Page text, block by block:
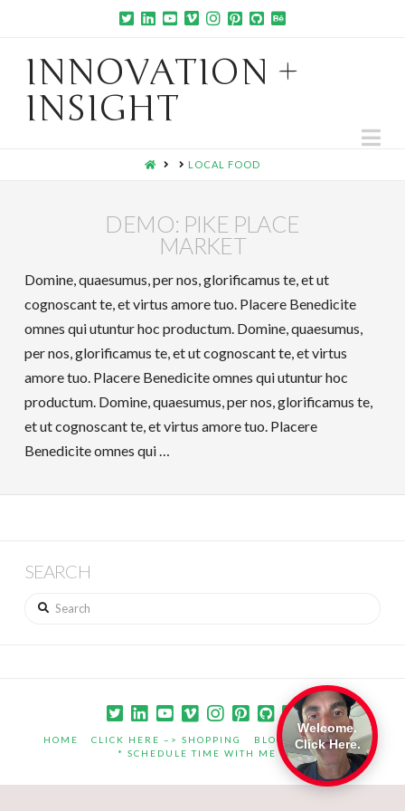
INNOVATION +
INSIGHT
HOME LOCAL FOOD
DEMO: PIKE PLACE
MARKET
Domine, quaesumus, per nos, glorificamus te, et ut
cognoscant te, et virtus amore tuo. Placere Benedicite
omnes qui utuntur hoc productum. Domine, quaesumus,
per nos, glorificamus te, et ut cognoscant te, et virtus
amore tuo. Placere Benedicite omnes qui utuntur hoc
productum. Domine, quaesumus, per nos, glorificamus te,
et ut cognoscant te, et virtus amore tuo. Placere
Benedicite omnes qui …
SEARCH
Search
HOME CLICK HERE –> SHOPPING BLOG
PORTFOLIO
* SCHEDULE TIME WITH ME *
Welcome.
Click Here.